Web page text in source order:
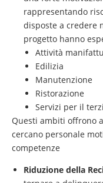
rappresentando
disposte a credere
progetto hanno
Attività
Edilizia
Manutenzione
Ristorazione
Servizi per il
Questi ambiti offrono
cercano personale
competenze
Riduzione della